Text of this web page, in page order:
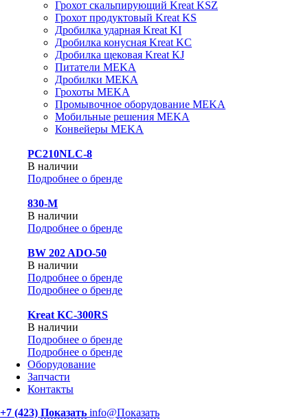
Грохот скальпирующий Kreat KSZ
Грохот продуктовый Kreat KS
Дробилка ударная Kreat KI
Дробилка конусная Kreat KC
Дробилка щековая Kreat KJ
Питатели MEKA
Дробилки MEKA
Грохоты MEKA
Промывочное оборудование MEKA
Мобильные решения MEKA
Конвейеры MEKA
PC210NLC-8
В наличии
Подробнее о бренде
830-М
В наличии
Подробнее о бренде
BW 202 ADO-50
В наличии
Подробнее о бренде
Подробнее о бренде
Kreat KC-300RS
В наличии
Подробнее о бренде
Подробнее о бренде
Оборудование
Запчасти
Контакты
+7 (423) Показать info@Показать